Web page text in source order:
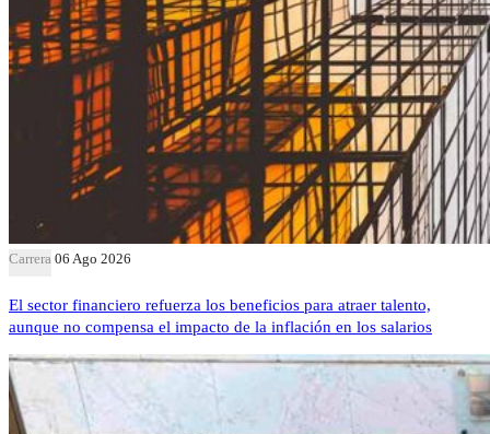
Carrera 06 Ago 2026
El sector financiero refuerza los beneficios para atraer talento,
aunque no compensa el impacto de la inflación en los salarios